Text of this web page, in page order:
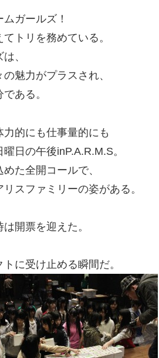
ガールズ！
トリを務めている。
、
魅力がプラスされ、
ある。
的にも仕事量的にも
日の午後inP.A.R.M.S。
た全開コールで、
スファミリーの姿がある。
開票を迎えた。
に受け止める瞬間だ。